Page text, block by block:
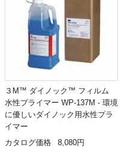
３M™ ダイノック™ フィルム
水性プライマー WP-137M - 環境
に優しいダイノック用水性プラ
イマー
カタログ価格
8,080円